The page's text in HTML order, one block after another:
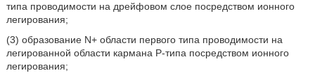
типа проводимости на дрейфовом слое посредством ионного
легирования;
(3) образование N+ области первого типа проводимости на
легированной области кармана Р-типа посредством ионного
легирования;